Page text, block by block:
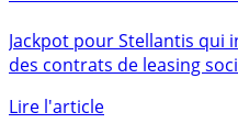
Stellantis a raflé 70 % du
écoulées en 45 jours
des contrats de leasing